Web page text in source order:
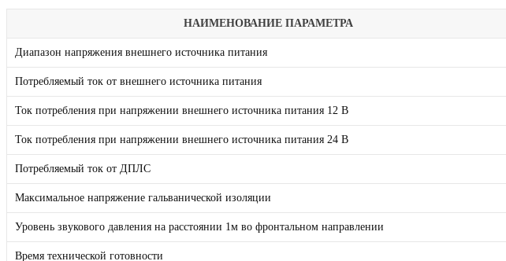
НАИМЕНОВАНИЕ ПАРАМЕТРА
Диапазон напряжения внешнего источника питания
Потребляемый ток от внешнего источника питания
Ток потребления при напряжении внешнего источника питания 12 В
Ток потребления при напряжении внешнего источника питания 24 В
Потребляемый ток от ДПЛС
Максимальное напряжение гальванической изоляции
Уровень звукового давления на расстоянии 1м во фронтальном направлении
Время технической готовности